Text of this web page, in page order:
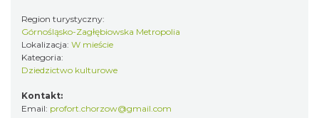
Region turystyczny:
Górnośląsko-Zagłębiowska Metropolia
Lokalizacja: W mieście
Kategoria:
Dziedzictwo kulturowe
Kontakt:
Email: profort.chorzow@gmail.com